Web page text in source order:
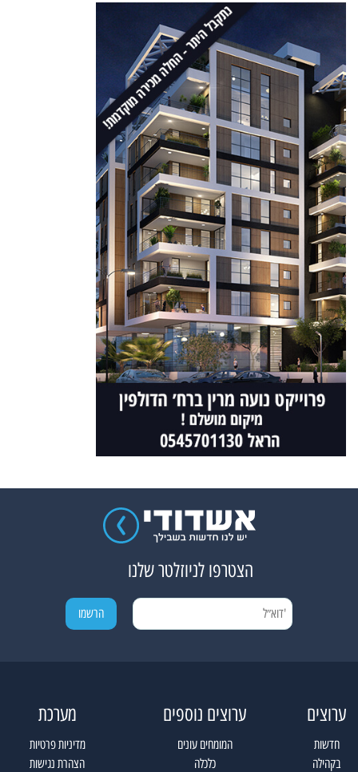
הצטרפו לניוזלטר שלנו
ערוצים
חדשות
בקהילה
ערוצים נוספים
המומחים עונים
כלכלה
מערכת
מדיניות פרטיות
הצהרת נגישות